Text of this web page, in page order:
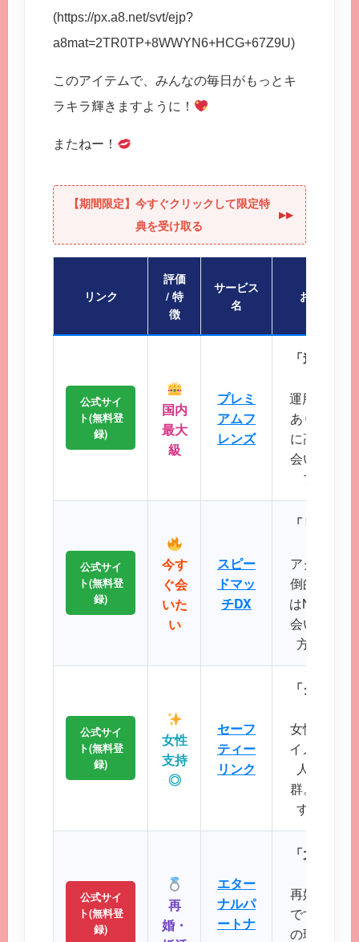
(https://px.a8.net/svt/ejp?
a8mat=2TR0TP+8WWYN6+HCG+67Z9U)
このアイテムで、みんなの毎日がもっとキ
ラキラ輝きますように！
またねー！
【期間限定】今すぐクリックして限定特
典を受け取る
▶︎▶︎
リンク
評価
/ 特
徴
サービス
名
おすすめ
公式サイ
ト(無料登
録)
国内
最大
級
プレミ
アムフ
レンズ
「迷った
運用歴20
あり、マ
に高く、
会いが期待
プクラス
公式サイ
ト(無料登
録)
今す
ぐ会
いた
い
スピー
ドマッ
チDX
「リアル
アクティ
倒的で、掲
はNo.1で
会いたい、
方に最適
公式サイ
ト(無料登
録)
女性
支持
◎
セーフ
ティー
リンク
「クリー
女性誌にも
イメージが
人サポー
群。初めて
すい操作
公式サイ
ト(無料登
録)
再
婚・
エター
ナルパ
ートナ
「大人の
再婚や婚活
です。バ
の理解を示